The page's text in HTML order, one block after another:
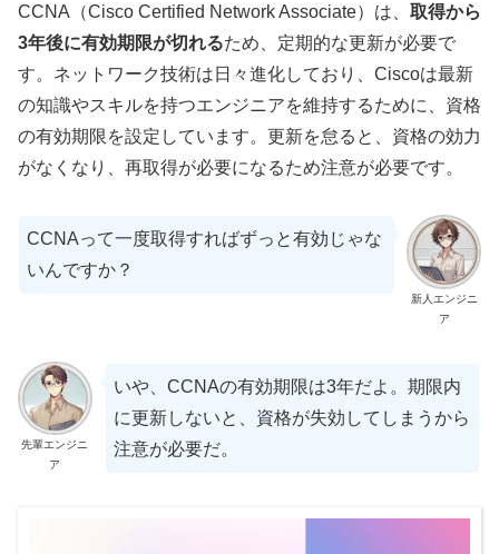
CCNA（Cisco Certified Network Associate）は、 取得から
3年後に有効期限が切れるため、定期的な更新が必要で
す。ネットワーク技術は日々進化しており、Ciscoは最新
の知識やスキルを持つエンジニアを維持するために、資格
の有効期限を設定しています。更新を怠ると、資格の効力
がなくなり、再取得が必要になるため注意が必要です。
新人エンジニ
ア
CCNAって一度取得すればずっと有効じゃな
いんですか？
先輩エンジニ
ア
いや、CCNAの有効期限は3年だよ。期限内
に更新しないと、資格が失効してしまうから
注意が必要だ。